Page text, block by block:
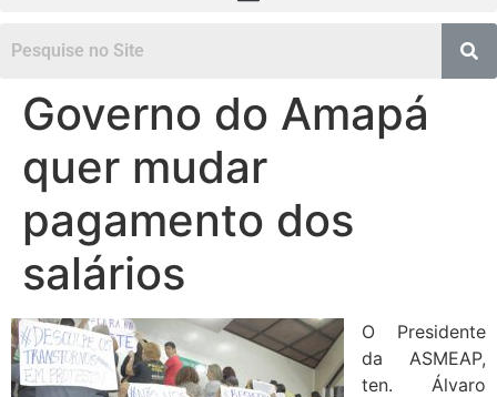
Governo do Amapá
quer mudar
pagamento dos
salários
O Presidente
da ASMEAP,
ten. Álvaro